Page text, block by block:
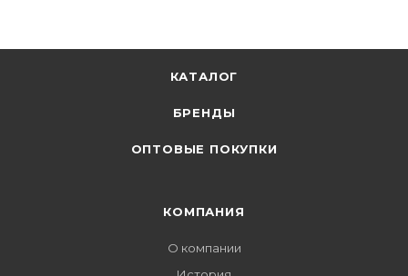
КАТАЛОГ
БРЕНДЫ
ОПТОВЫЕ ПОКУПКИ
КОМПАНИЯ
О компании